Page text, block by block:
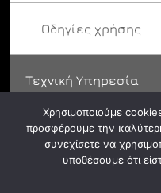
Οδηγίες χρήσης
Τεχνική Υπηρεσία
© ASFA
Χρησιμοποιούμε
προσφέρουμε την
συνεχίσετε να
υποθέσουμε ότι